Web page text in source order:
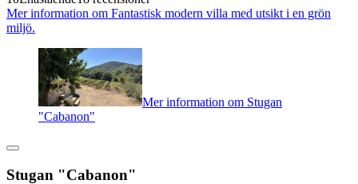
Mer information om Fantastisk modern villa med utsikt i en grön
miljö.
Mer information om Stugan
"Cabanon"
Stugan "Cabanon"